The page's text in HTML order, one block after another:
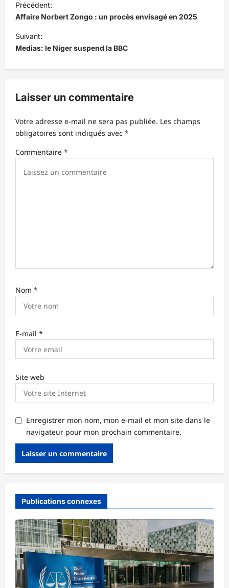
a
v
i
t
o
d
l
e
Précédent:
Affaire Norbert Zongo : un procès envisagé en 2025
Suivant:
Medias: le Niger suspend la BBC
Laisser un commentaire
Votre adresse e-mail ne sera pas publiée. Les champs
obligatoires sont indiqués avec *
Commentaire *
Nom *
E-mail *
Site web
Enregistrer mon nom, mon e-mail et mon site dans le
navigateur pour mon prochain commentaire.
Publications connexes